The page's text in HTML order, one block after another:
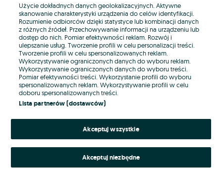
E-mail
Hasło
Nie pamiętasz hasła?
Zaloguj się
Użycie dokładnych danych geolokalizacyjnych. Aktywne
skanowanie charakterystyki urządzenia do celów identyfikacji.
Rozumienie odbiorców dzięki statystyce lub kombinacji danych
z różnych źródeł. Przechowywanie informacji na urządzeniu lub
dostęp do nich. Pomiar efektywności reklam. Rozwój i
ulepszanie usług. Tworzenie profili w celu personalizacji treści.
Tworzenie profili w celu spersonalizowanych reklam.
Wykorzystywanie ograniczonych danych do wyboru reklam.
Wykorzystywanie ograniczonych danych do wyboru treści.
Pomiar efektywności treści. Wykorzystanie profili do wyboru
spersonalizowanych reklam. Wykorzystywanie profili w celu
doboru spersonalizowanych treści.
Lista partnerów (dostawców)
Akceptuj wszystkie
Akceptuj niezbędne